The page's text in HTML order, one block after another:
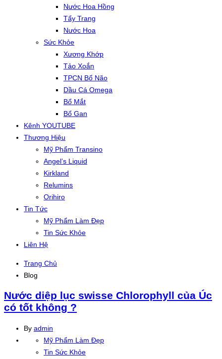
Nước Hoa Hồng
Tẩy Trang
Nước Hoa
Sức Khỏe
Xương Khớp
Tảo Xoắn
TPCN Bổ Não
Dầu Cá Omega
Bổ Mắt
Bổ Gan
Kênh YOUTUBE
Thương Hiệu
Mỹ Phẩm Transino
Angel’s Liquid
Kirkland
Relumins
Orihiro
Tin Tức
Mỹ Phẩm Làm Đẹp
Tin Sức Khỏe
Liên Hệ
Trang Chủ
Blog
Nước diệp lục swisse Chlorophyll của Úc
có tốt không ?
By admin
Mỹ Phẩm Làm Đẹp
Tin Sức Khỏe